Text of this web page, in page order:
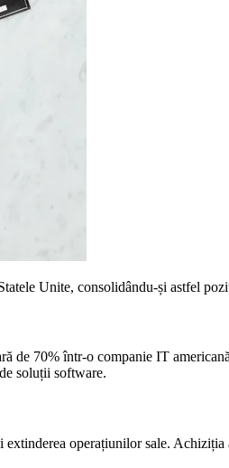
Unite, consolidându-și astfel
de 70% într-o companie IT
soluții software.
operațiunilor sale. Achiziția